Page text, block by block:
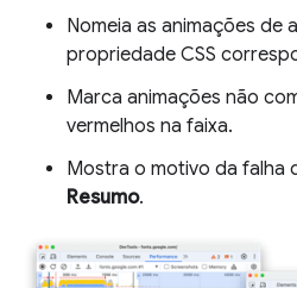
Nomeia as animações de
propriedade CSS
Marca animações não
vermelhos na faixa.
Mostra o motivo da falha
Resumo.